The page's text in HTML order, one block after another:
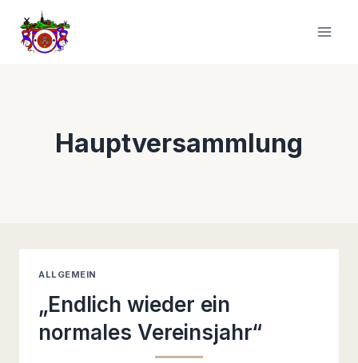
Inhalt
springen
Hauptversammlung
ALLGEMEIN
„Endlich wieder ein
normales Vereinsjahr“